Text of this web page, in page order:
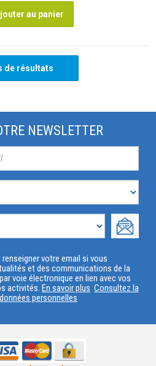
au panier
de résultats
NEWSLETTER
votre email si vous
et des communications de la
voie électronique en lien avec vos
activités. En savoir plus Consultez la
personnelles